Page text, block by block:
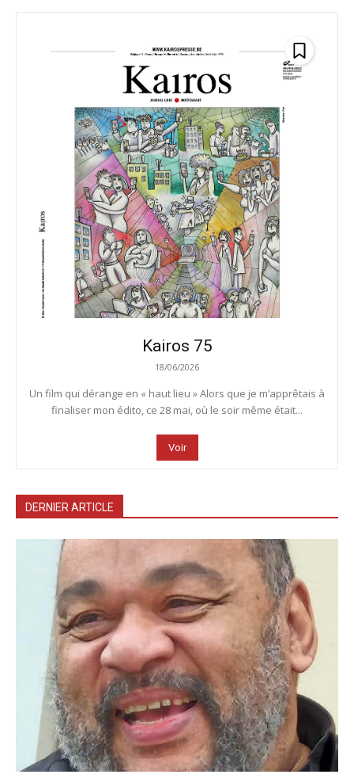
Kairos 75
18/06/2026
Un film qui dérange en « haut lieu » Alors que je m’apprêtais à
finaliser mon édito, ce 28 mai, où le soir même était...
Voir
DERNIER ARTICLE